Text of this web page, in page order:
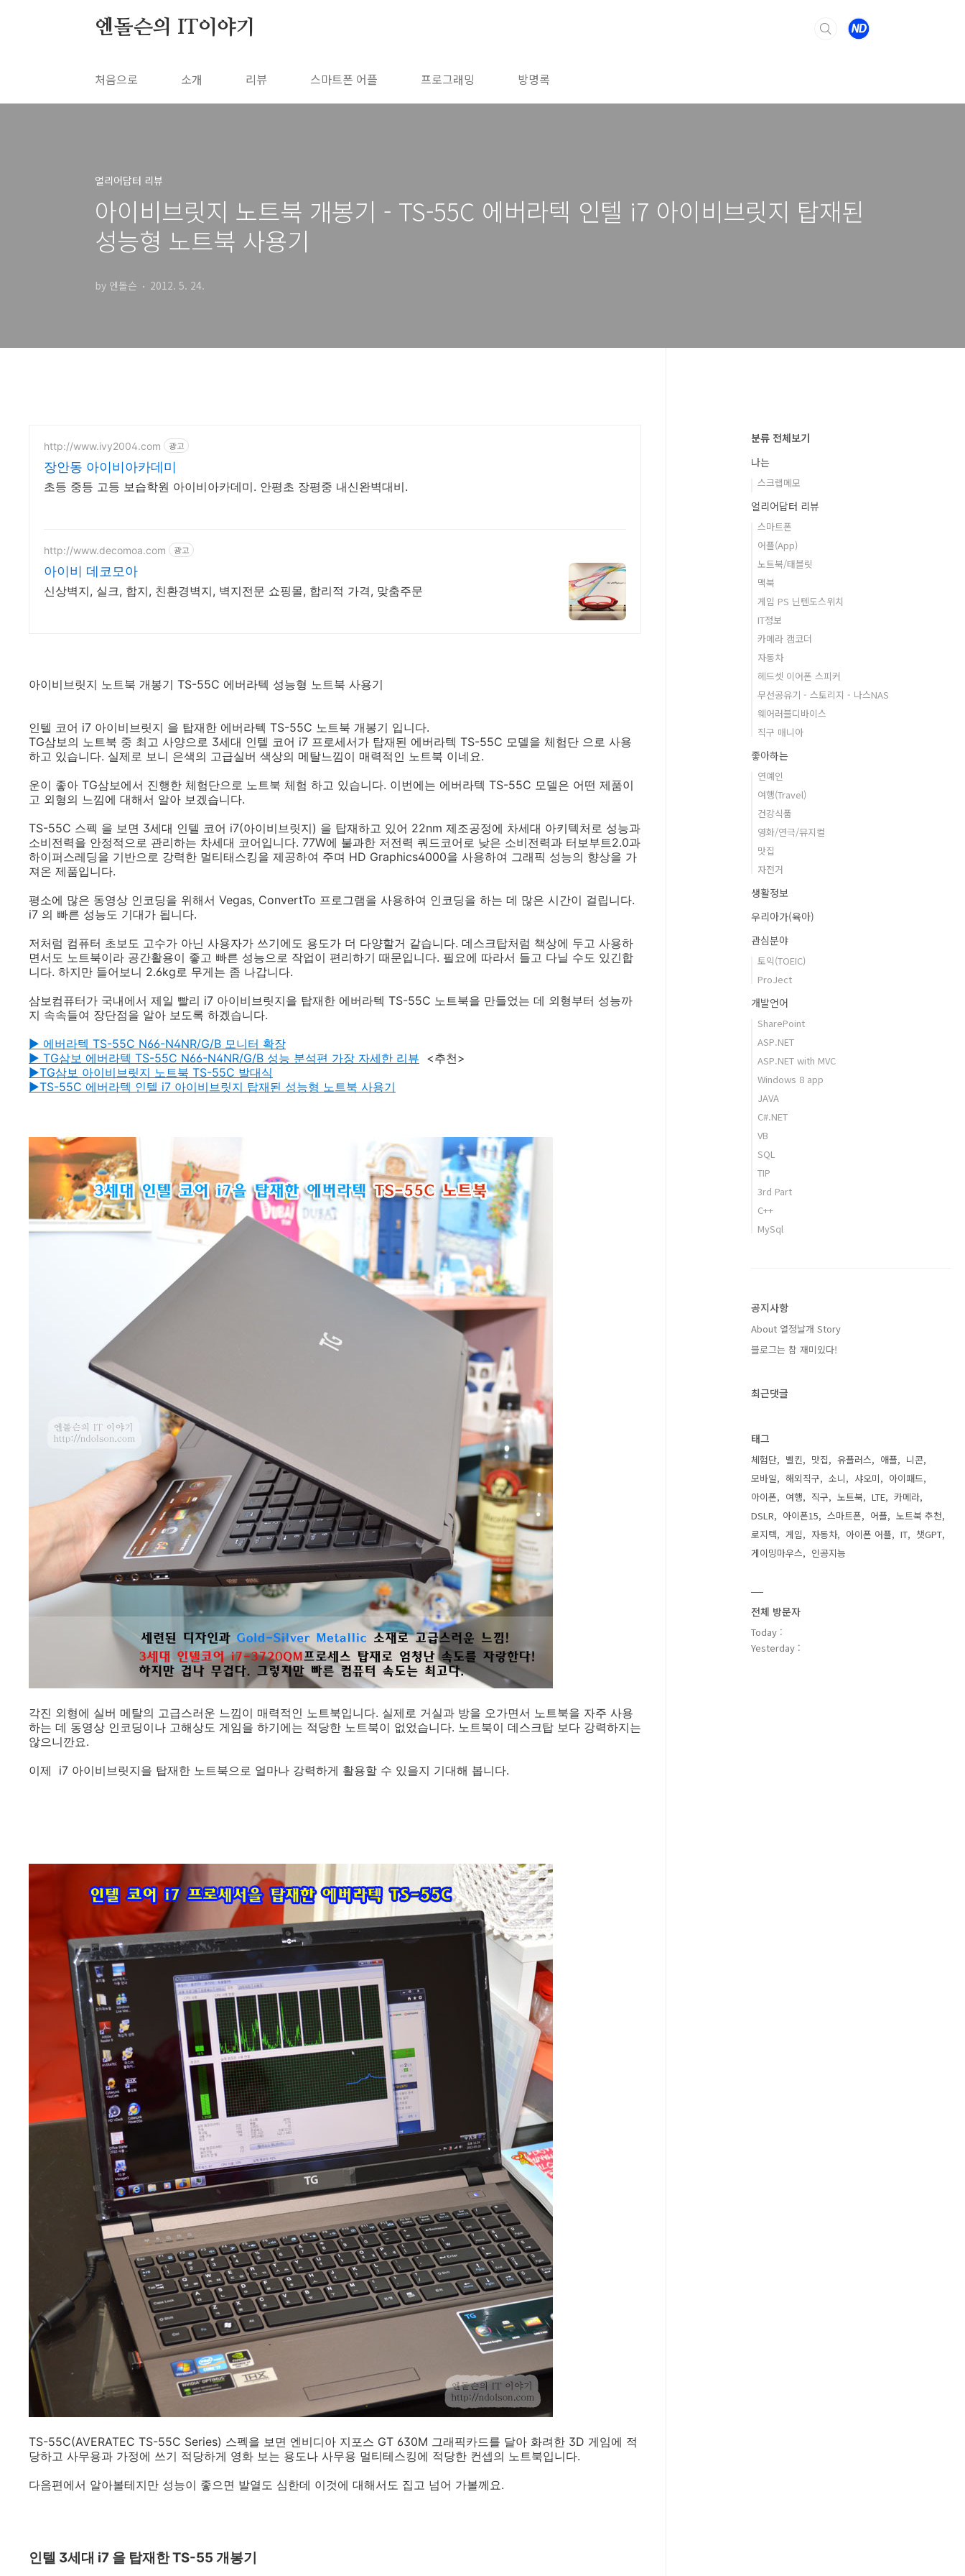
엔돌슨의 IT이야기
처음으로 소개 리뷰 스마트폰 어플 프로그래밍 방명록
얼리어답터 리뷰
아이비브릿지 노트북 개봉기 - TS-55C 에버라텍 인텔 i7 아이비브릿지 탑재된
성능형 노트북 사용기
by 엔돌슨 2012. 5. 24.
http://www.ivy2004.com 광고
장안동 아이비아카데미
초등 중등 고등 보습학원 아이비아카데미. 안평초 장평중 내신완벽대비.
http://www.decomoa.com 광고
아이비 데코모아
신상벽지, 실크, 합지, 친환경벽지, 벽지전문 쇼핑몰, 합리적 가격, 맞춤주문
아이비브릿지 노트북 개봉기 TS-55C 에버라텍 성능형 노트북 사용기
인텔 코어 i7 아이비브릿지 을 탑재한 에버라텍 TS-55C 노트북 개봉기 입니다.
TG삼보의 노트북 중 최고 사양으로 3세대 인텔 코어 i7 프로세서가 탑재된 에버라텍 TS-55C 모델을 체험단 으로 사용
하고 있습니다. 실제로 보니 은색의 고급실버 색상의 메탈느낌이 매력적인 노트북 이네요.
운이 좋아 TG삼보에서 진행한 체험단으로 노트북 체험 하고 있습니다. 이번에는 에버라텍 TS-55C 모델은 어떤 제품이
고 외형의 느낌에 대해서 알아 보겠습니다.
TS-55C 스펙 을 보면 3세대 인텔 코어 i7(아이비브릿지) 을 탑재하고 있어 22nm 제조공정에 차세대 아키텍처로 성능과
소비전력을 안정적으로 관리하는 차세대 코어입니다. 77W에 불과한 저전력 쿼드코어로 낮은 소비전력과 터보부트2.0과
하이퍼스레딩을 기반으로 강력한 멀티태스킹을 제공하여 주며 HD Graphics4000을 사용하여 그래픽 성능의 향상을 가
져온 제품입니다.
평소에 많은 동영상 인코딩을 위해서 Vegas, ConvertTo 프로그램을 사용하여 인코딩을 하는 데 많은 시간이 걸립니다.
i7 의 빠른 성능도 기대가 됩니다.
저처럼 컴퓨터 초보도 고수가 아닌 사용자가 쓰기에도 용도가 더 다양할거 같습니다. 데스크탑처럼 책상에 두고 사용하
면서도 노트북이라 공간활용이 좋고 빠른 성능으로 작업이 편리하기 때문입니다. 필요에 따라서 들고 다닐 수도 있긴합
니다. 하지만 들어보니 2.6kg로 무게는 좀 나갑니다.
삼보컴퓨터가 국내에서 제일 빨리 i7 아이비브릿지을 탑재한 에버라텍 TS-55C 노트북을 만들었는 데 외형부터 성능까
지 속속들여 장단점을 알아 보도록 하겠습니다.
▶ 에버라텍 TS-55C N66-N4NR/G/B 모니터 확장
▶ TG삼보 에버라텍 TS-55C N66-N4NR/G/B 성능 분석편 가장 자세한 리뷰 <추천>
▶TG삼보 아이비브릿지 노트북 TS-55C 발대식
▶TS-55C 에버라텍 인텔 i7 아이비브릿지 탑재된 성능형 노트북 사용기
각진 외형에 실버 메탈의 고급스러운 느낌이 매력적인 노트북입니다. 실제로 거실과 방을 오가면서 노트북을 자주 사용
하는 데 동영상 인코딩이나 고해상도 게임을 하기에는 적당한 노트북이 없었습니다. 노트북이 데스크탑 보다 강력하지는
않으니깐요.
이제 i7 아이비브릿지을 탑재한 노트북으로 얼마나 강력하게 활용할 수 있을지 기대해 봅니다.
TS-55C(AVERATEC TS-55C Series) 스펙을 보면 엔비디아 지포스 GT 630M 그래픽카드를 달아 화려한 3D 게임에 적
당하고 사무용과 가정에 쓰기 적당하게 영화 보는 용도나 사무용 멀티테스킹에 적당한 컨셉의 노트북입니다.
다음편에서 알아볼테지만 성능이 좋으면 발열도 심한데 이것에 대해서도 집고 넘어 가볼께요.
인텔 3세대 i7 을 탑재한 TS-55 개봉기
분류 전체보기
나는
스크랩메모
얼리어답터 리뷰
스마트폰
어플(App)
노트북/태블릿
맥북
게임 PS 닌텐도스위치
IT정보
카메라 캠코더
자동차
헤드셋 이어폰 스피커
무선공유기 - 스토리지 - 나스NAS
웨어러블디바이스
직구 매니아
좋아하는
연예인
여행(Travel)
건강식품
영화/연극/뮤지컬
맛집
자전거
생활정보
우리아가(육아)
관심분야
토익(TOEIC)
ProJect
개발언어
SharePoint
ASP.NET
ASP.NET with MVC
Windows 8 app
JAVA
C#.NET
VB
SQL
TIP
3rd Part
C++
MySql
공지사항
About 열정날개 Story
블로그는 참 재미있다!
최근댓글
태그
체험단 벨킨 맛집 유플러스 애플
니콘
모바일
해외직구 소니 샤오미
아이패드
아이폰
여행 직구 노트북 LTE
카메라
DSLR
아이폰15 스마트폰 어플
노트북 추천
로지텍
게임 자동차 아이폰 어플 IT
챗GPT
게이밍마우스
인공지능
전체 방문자
Today :
Yesterday :